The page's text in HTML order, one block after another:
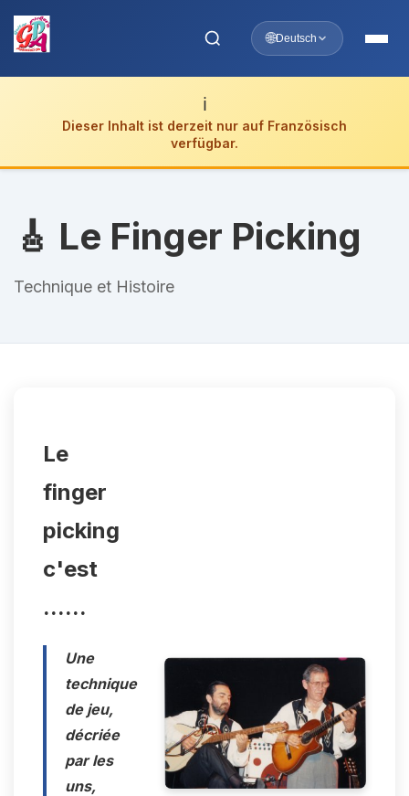
🌐Deutsch
ℹ️
Dieser Inhalt ist derzeit nur auf Französisch
verfügbar.
🎸 Le Finger Picking
Technique et Histoire
Le
finger
picking
c'est
......
Une
technique
de jeu,
décriée
par les
uns,